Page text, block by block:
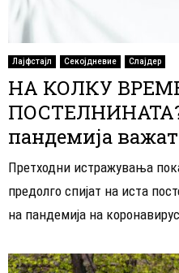
Лајфстајл Секојдневие Слајдер
НА КОЛКУ
пандемија
Претходни истражувања
предолго спијат на иста
на пандемија на